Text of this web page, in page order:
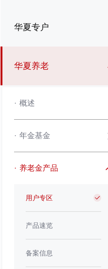
华夏专户
华夏养老
· 概述
· 年金基金
· 养老金产品
用户专区
产品速览
备案信息